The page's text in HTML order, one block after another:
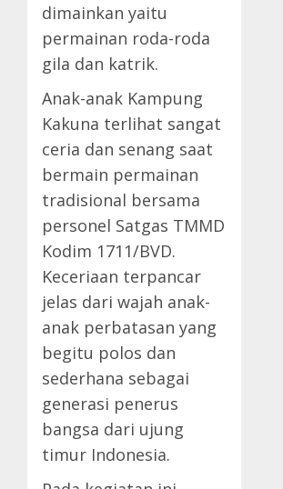
dimainkan yaitu
permainan roda-roda
gila dan katrik.
Anak-anak Kampung
Kakuna terlihat sangat
ceria dan senang saat
bermain permainan
tradisional bersama
personel Satgas TMMD
Kodim 1711/BVD.
Keceriaan terpancar
jelas dari wajah anak-
anak perbatasan yang
begitu polos dan
sederhana sebagai
generasi penerus
bangsa dari ujung
timur Indonesia.